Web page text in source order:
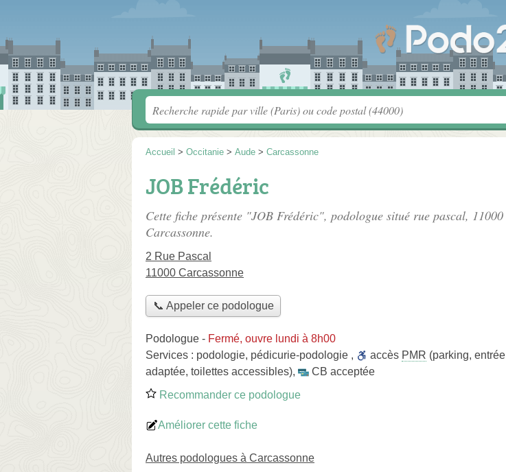
Accueil > Occitanie > Aude > Carcassonne
JOB Frédéric
Cette fiche présente "JOB Frédéric", podologue situé rue pascal, 11000
Carcassonne.
2 Rue Pascal
11000 Carcassonne
📞 Appeler ce podologue
Podologue - Fermé, ouvre lundi à 8h00
Services : podologie, pédicurie-podologie , accès PMR (parking, entrée
adaptée, toilettes accessibles),
CB acceptée
Recommander ce podologue
Améliorer cette fiche
Autres podologues à Carcassonne